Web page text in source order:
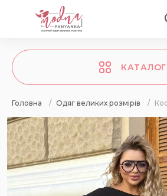
КАТАЛОГ
Головна / Одяг великих розмірів /